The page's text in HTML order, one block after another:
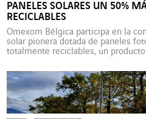
PANELES SOLARES UN 50%
RECICLABLES
Omexom Bélgica participa en la
solar pionera dotada de paneles
totalmente reciclables, un
así en la economía circular.
1.000 GW de paneles solares en
[…]